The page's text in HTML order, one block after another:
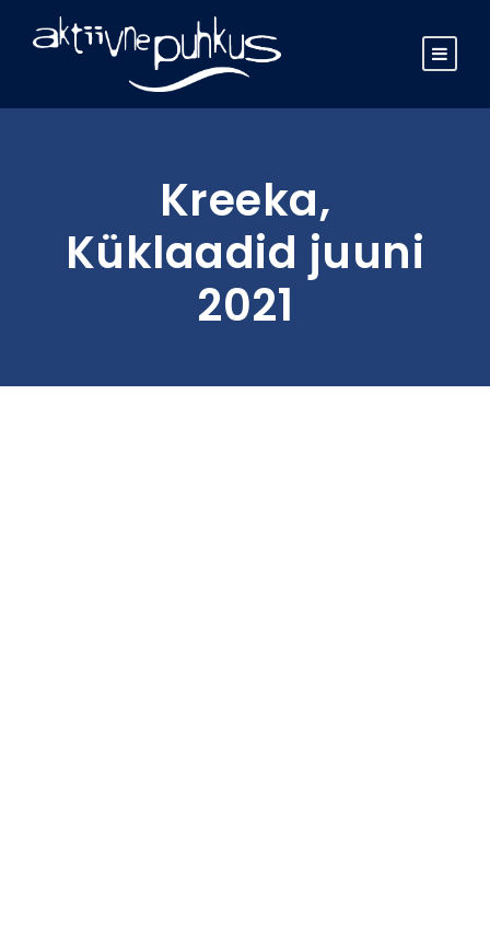
Kreeka,
Küklaadid juuni
2021